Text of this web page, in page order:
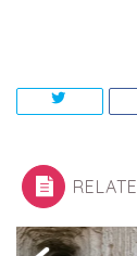
・アニメ